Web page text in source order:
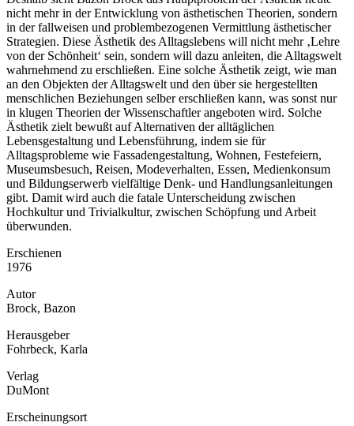
nicht mehr in der Entwicklung von ästhetischen Theorien, sondern
in der fallweisen und problembezogenen Vermittlung ästhetischer
Strategien. Diese Ästhetik des Alltagslebens will nicht mehr ‚Lehre
von der Schönheit‘ sein, sondern will dazu anleiten, die Alltagswelt
wahrnehmend zu erschließen. Eine solche Ästhetik zeigt, wie man
an den Objekten der Alltagswelt und den über sie hergestellten
menschlichen Beziehungen selber erschließen kann, was sonst nur
in klugen Theorien der Wissenschaftler angeboten wird. Solche
Ästhetik zielt bewußt auf Alternativen der alltäglichen
Lebensgestaltung und Lebensführung, indem sie für
Alltagsprobleme wie Fassadengestaltung, Wohnen, Festefeiern,
Museumsbesuch, Reisen, Modeverhalten, Essen, Medienkonsum
und Bildungserwerb vielfältige Denk- und Handlungsanleitungen
gibt. Damit wird auch die fatale Unterscheidung zwischen
Hochkultur und Trivialkultur, zwischen Schöpfung und Arbeit
überwunden.
Erschienen
1976
Autor
Brock, Bazon
Herausgeber
Fohrbeck, Karla
Verlag
DuMont
Erscheinungsort